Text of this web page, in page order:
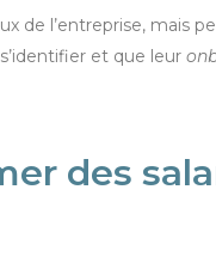
de l’entreprise, mais
et que leur
des